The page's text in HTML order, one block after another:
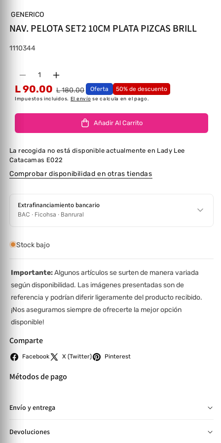
GENERICO
NAV. PELOTA SET2 10CM PLATA PIZCAS BRILL
SKU:
1110344
Disminuir cantidad para NAV. PELOTA SET2
Cantidad
Aumentar cantidad para NAV. PELOTA
L 90.00 L 180.00 Oferta 50% de descuento
Impuestos incluidos. El envío se calcula en el pago.
Añadir Al Carrito
La recogida no está disponible actualmente en Lady Lee
Catacamas E022
Comprobar disponibilidad en otras tiendas
Extrafinanciamiento bancario
BAC · Ficohsa · Banrural
Stock bajo
Importante:Algunos artículos se surten de manera variada
según disponibilidad. Las imágenes presentadas son de
referencia y podrían diferir ligeramente del producto recibido.
¡Nos aseguramos siempre de ofrecerte la mejor opción
disponible!
Comparte
Facebook X (Twitter) Pinterest
Métodos de pago
Envío y entrega
Devoluciones